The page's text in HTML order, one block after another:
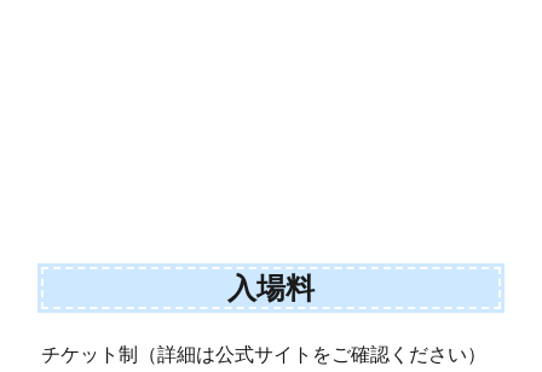
入場料
チケット制（詳細は公式サイトをご確認ください）